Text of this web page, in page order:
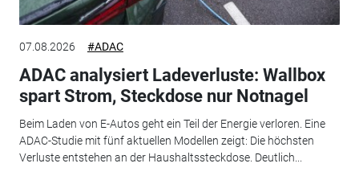
07.08.2026 #ADAC
ADAC analysiert Ladeverluste: Wallbox
spart Strom, Steckdose nur Notnagel
Beim Laden von E-Autos geht ein Teil der Energie verloren. Eine
ADAC-Studie mit fünf aktuellen Modellen zeigt: Die höchsten
Verluste entstehen an der Haushaltssteckdose. Deutlich...